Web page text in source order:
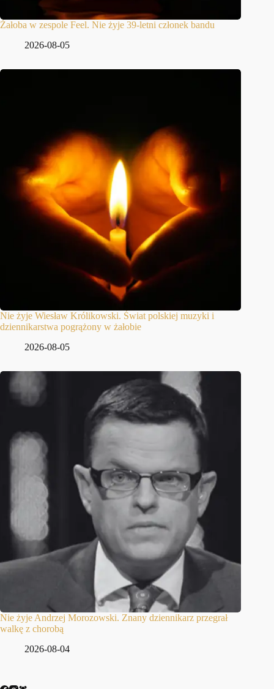
Żałoba w zespole Feel. Nie żyje 39-letni członek bandu
2026-08-05
Nie żyje Wiesław Królikowski. Świat polskiej muzyki i
dziennikarstwa pogrążony w żałobie
2026-08-05
Nie żyje Andrzej Morozowski. Znany dziennikarz przegrał
walkę z chorobą
2026-08-04